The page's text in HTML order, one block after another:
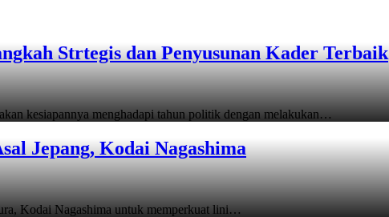
Strtegis dan Penyusunan Kader Terbaik
kesiapannya menghadapi tahun politik dengan melakukan…
Jepang, Kodai Nagashima
Kodai Nagashima untuk memperkuat lini…